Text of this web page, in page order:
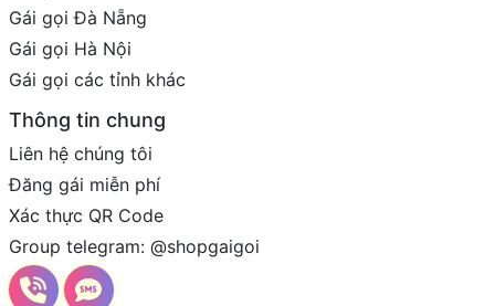
Gái gọi Đà Nẵng
Gái gọi Hà Nội
Gái gọi các tỉnh khác
Thông tin chung
Liên hệ chúng tôi
Đăng gái miễn phí
Xác thực QR Code
Group telegram: @shopgaigoi